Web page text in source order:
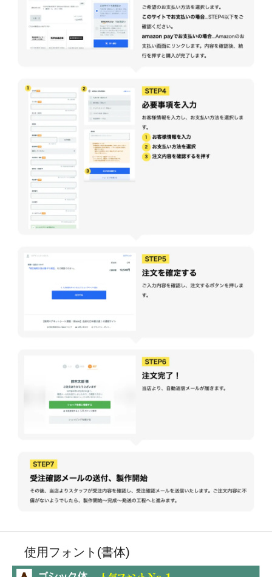
使用フォント(書体)